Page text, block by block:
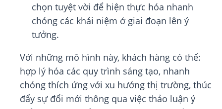
chọn tuyệt vời để hiện thực hóa nhanh
chóng các khái niệm ở giai đoạn lên ý
tưởng.
Với những mô hình này, khách hàng có thể:
hợp lý hóa các quy trình sáng tạo, nhanh
chóng thích ứng với xu hướng thị trường, thúc
đẩy sự đổi mới thông qua việc thảo luận ý